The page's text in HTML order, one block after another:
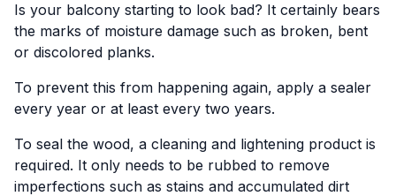
Is your balcony starting to look bad? It certainly bears
the marks of moisture damage such as broken, bent
or discolored planks.
To prevent this from happening again, apply a sealer
every year or at least every two years.
To seal the wood, a cleaning and lightening product is
required. It only needs to be rubbed to remove
imperfections such as stains and accumulated dirt